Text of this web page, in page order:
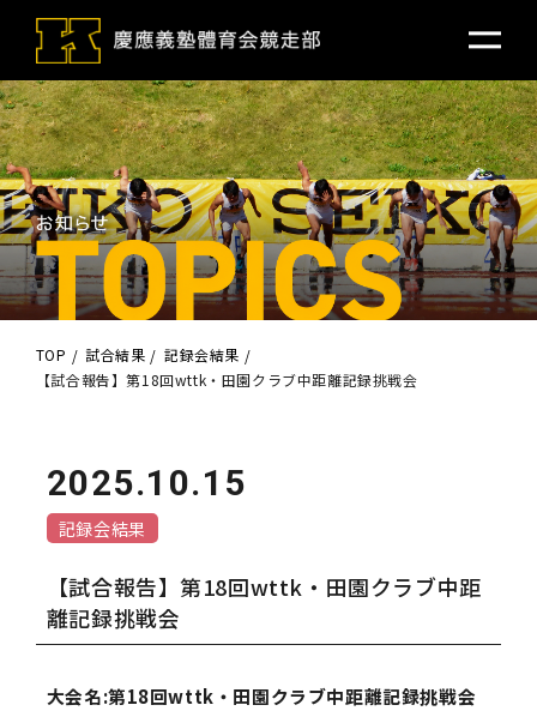
TOP 試合結果
記録会結果
【試合報告】第18回wttk・田園クラブ中距離記録挑戦会
2025.10.15
記録会結果
【試合報告】第18回wttk・田園クラブ中距
離記録挑戦会
大会名:第18回wttk・田園クラブ中距離記録挑戦会